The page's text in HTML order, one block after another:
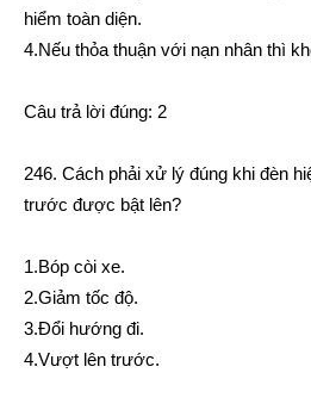
hiểm toàn diện.
4.Nếu thỏa thuận với nạn nhân thì
Câu trả lời đúng: 2
246. Cách phải xử lý đúng khi đèn
trước được bật lên?
1.Bóp còi xe.
2.Giảm tốc độ.
3.Đổi hướng đi.
4.Vượt lên trước.